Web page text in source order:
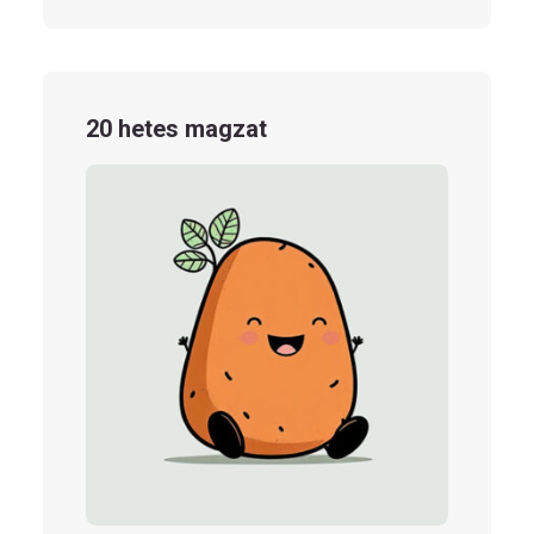
20 hetes magzat